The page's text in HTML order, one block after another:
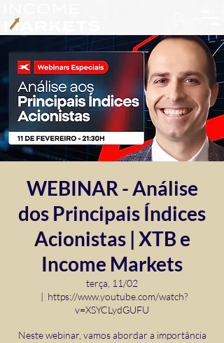
WEBINAR - Análise
dos Principais Índices
Acionistas | XTB e
Income Markets
terça, 11/02
  |
https://www.youtube.com/watch?
v=XSYCLydGUFU
Neste webinar, vamos abordar a importância